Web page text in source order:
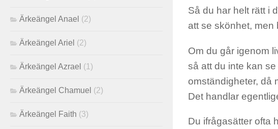
Så du har helt rätt i
att se skönhet, men
Om du går igenom
så att du inte kan
omständigheter, då
Det handlar
Du ifrågasätter ofta
Ärkeängel Anael (2)
Ärkeängel Ariel (2)
Ärkeängel Azrael (1)
Ärkeängel Chamuel (2)
Ärkeängel Faith (3)